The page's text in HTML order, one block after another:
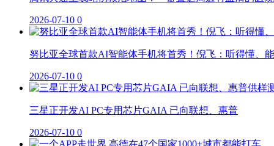
2026-07-10 0
努比亚全球首款AI智能体手机将首秀！倪飞：听得懂、能
2026-07-10 0
三星正开发AI PC专用芯片GAIA 已向联想、惠普
2026-07-10 0